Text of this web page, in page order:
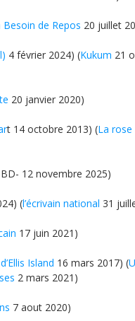
Besoin de Repos 20 juillet
4 février 2024) (Kukum 21
20 janvier 2020)
t 14 octobre 2013) (La rose
12 novembre 2025)
(l’écrivain national 31
17 juin 2021)
Island 16 mars 2017) (
2 mars 2021)
7 aout 2020)